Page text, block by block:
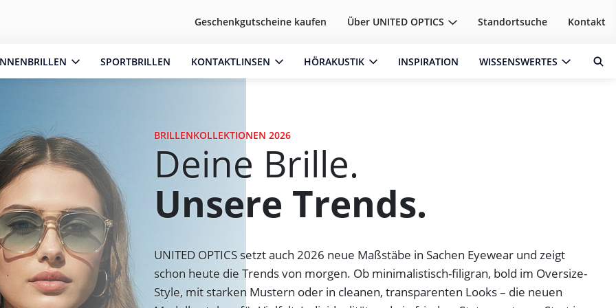
Geschenkgutscheine kaufen Über UNITED OPTICS Standortsuche Kontakt
SPORTBRILLEN KONTAKTLINSEN HÖRAKUSTIK INSPIRATION WISSENSWERTES
BRILLENKOLLEKTIONEN 2026
Deine Brille.
Unsere Trends.
UNITED OPTICS setzt auch 2026 neue Maßstäbe in Sachen Eyewear und zeigt
schon heute die Trends von morgen. Ob minimalistisch-filigran, bold im Oversize-
Style, mit starken Mustern oder in cleanen, transparenten Looks – die neuen